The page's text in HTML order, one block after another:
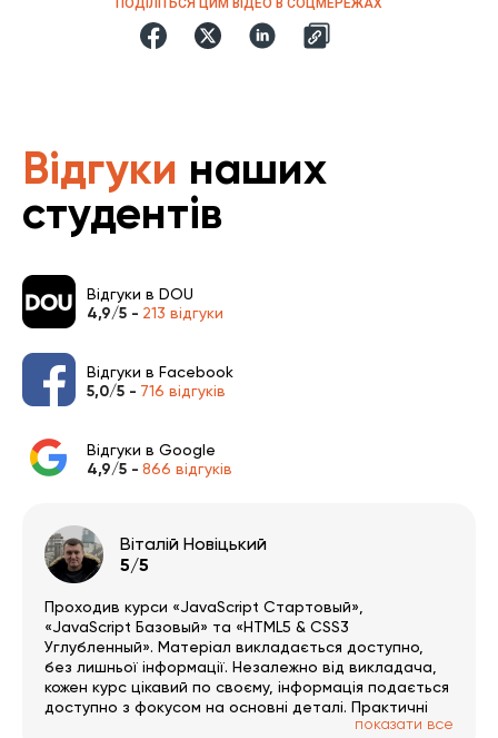
Відгуки наших
студентів
Відгуки в DOU
4,9/5 - 213 відгуки
Відгуки в Facebook
5,0/5 - 716 відгуків
Відгуки в Google
4,9/5 - 866 відгуків
Віталій Новіцький
5/5
Проходив курси «JavaScript Стартовый»,
«JavaScript Базовый» та «HTML5 & CSS3
Углубленный». Матеріал викладається доступно,
без лишньої інформації. Незалежно від викладача,
кожен курс цікавий по своєму, інформація подається
доступно з фокусом на основні деталі. Практичні
завдання цікаві й допомагають повністюпоказати все